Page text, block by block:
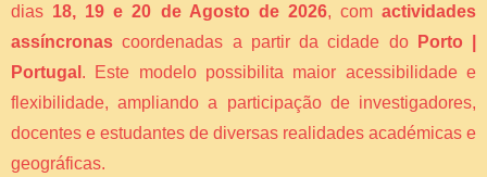
dias 18, 19 e 20 de Agosto de 2026, comactividades
assíncronas coordenadas a partir da cidade do
Porto |
Portugal . Este modelo possibilita maior acessibilidade e
flexibilidade, ampliando a participação de investigadores,
docentes e estudantes de diversas realidades académicas e
geográficas.